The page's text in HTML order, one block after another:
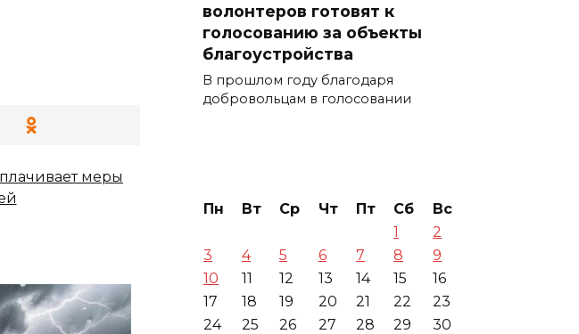
меры
волонтеров готовят к
голосованию за объекты
благоустройства
В прошлом году благодаря
добровольцам в голосовании
Пн Вт Ср Чт Пт Сб
Вс
1
2
3
4 5 6 7 8
9
10
11 12 13 14 15
16
17
18 19 20 21 22
23
24
25 26 27 28 29
30